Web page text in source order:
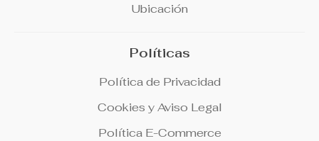
Ubicación
Políticas
Política de Privacidad
Cookies y Aviso Legal
Política E-Commerce